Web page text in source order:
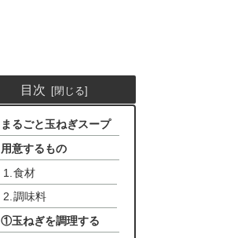
目次
まるごと玉ねぎスープ
用意するもの
食材
調味料
①玉ねぎを調理する